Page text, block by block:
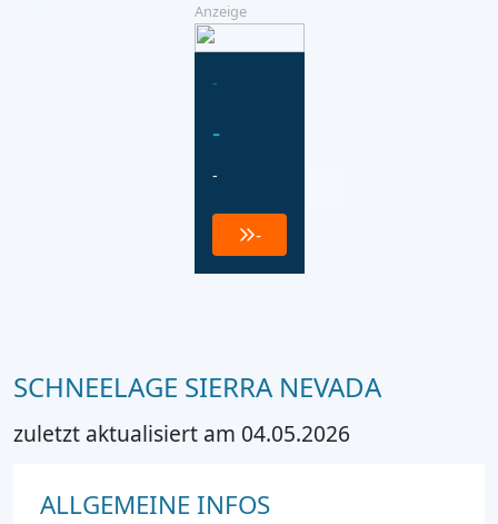
Anzeige
-
-
-
-
SCHNEELAGE SIERRA NEVADA
zuletzt aktualisiert am 04.05.2026
ALLGEMEINE INFOS